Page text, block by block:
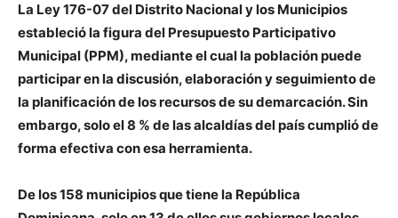
La Ley 176-07 del Distrito Nacional y los Municipios
estableció la figura del Presupuesto Participativo
Municipal (PPM), mediante el cual la población puede
participar en la discusión, elaboración y seguimiento de
la planificación de los recursos de su demarcación. Sin
embargo, solo el 8 % de las alcaldías del país cumplió de
forma efectiva con esa herramienta.
De los 158 municipios que tiene la República